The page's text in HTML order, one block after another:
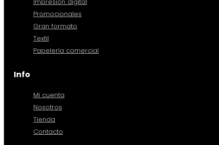
Promocionales
Gran formato
Textil
Papelería comercial
Info
Mi cuenta
Nosotros
Tienda
Contacto